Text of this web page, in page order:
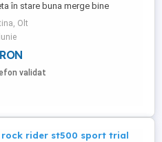
în stare buna merge bine
Olt
validat
rock rider st500 sport trial